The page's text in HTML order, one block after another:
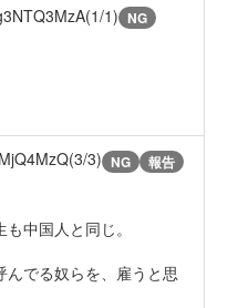
1) NG
3) NG 報告
中国人と同じ。
んでる奴らを、雇うと思